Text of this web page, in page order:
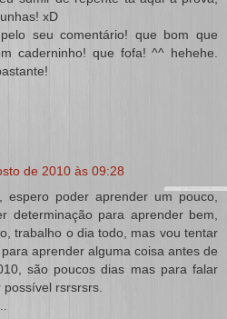
xD
seu comentário! que bom que
caderninho! que fofa! ^^ hehehe.
de 2010 às 09:28
espero poder aprender um pouco,
determinação para aprender bem,
trabalho o dia todo, mas vou tentar
aprender alguma coisa antes de
são poucos dias mas para falar
possível rsrsrsrs.